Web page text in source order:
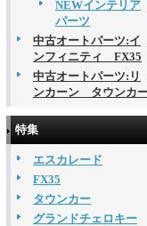
NEWインテリア
パーツ
中古オートパーツ:イ
ンフィニティ FX35
中古オートパーツ:リ
ンカーン タウンカ
特集
エスカレード
FX35
タウンカー
グランドチェロキー